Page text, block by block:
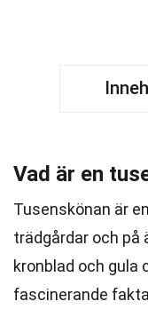
Vad är en
Tusenskönan är
trädgårdar och på
kronblad och gula
fascinerande